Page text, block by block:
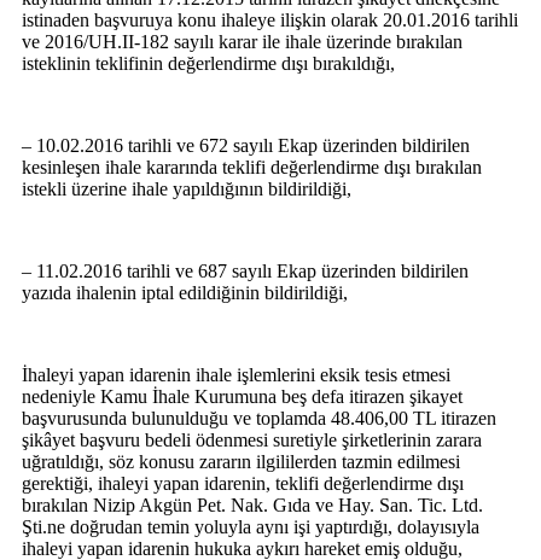
istinaden başvuruya konu ihaleye ilişkin olarak 20.01.2016 tarihli
ve 2016/UH.II-182 sayılı karar ile ihale üzerinde bırakılan
isteklinin teklifinin değerlendirme dışı bırakıldığı,
– 10.02.2016 tarihli ve 672 sayılı Ekap üzerinden bildirilen
kesinleşen ihale kararında teklifi değerlendirme dışı bırakılan
istekli üzerine ihale yapıldığının bildirildiği,
– 11.02.2016 tarihli ve 687 sayılı Ekap üzerinden bildirilen
yazıda ihalenin iptal edildiğinin bildirildiği,
İhaleyi yapan idarenin ihale işlemlerini eksik tesis etmesi
nedeniyle Kamu İhale Kurumuna beş defa itirazen şikayet
başvurusunda bulunulduğu ve toplamda 48.406,00 TL itirazen
şikâyet başvuru bedeli ödenmesi suretiyle şirketlerinin zarara
uğratıldığı, söz konusu zararın ilgililerden tazmin edilmesi
gerektiği, ihaleyi yapan idarenin, teklifi değerlendirme dışı
bırakılan Nizip Akgün Pet. Nak. Gıda ve Hay. San. Tic. Ltd.
Şti.ne doğrudan temin yoluyla aynı işi yaptırdığı, dolayısıyla
ihaleyi yapan idarenin hukuka aykırı hareket emiş olduğu,